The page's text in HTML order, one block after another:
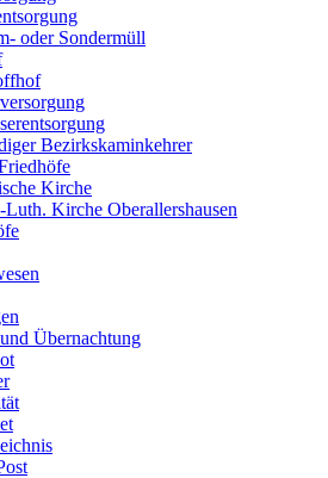
oder Sondermüll
Bezirkskaminkehrer
Kirche
Luth. Kirche Oberallershausen
Übernachtung